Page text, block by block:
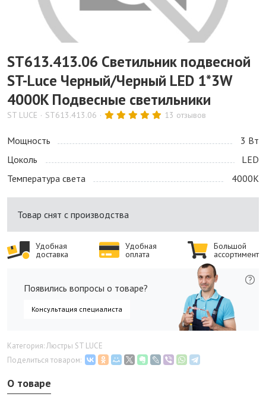
ST613.413.06 Светильник подвесной
ST-Luce Черный/Черный LED 1*3W
4000K Подвесные светильники
ST LUCE ST613.413.06 13 отзывов
Мощность
3 Bт
Цоколь
LED
Температура света
4000K
Товар снят с производства
Удобная
доставка
Удобная
оплата
Большой
ассортимент
Появились вопросы о товаре?
Консультация специалиста
Категория: Люстры ST LUCE
Поделиться товаром:
О товаре